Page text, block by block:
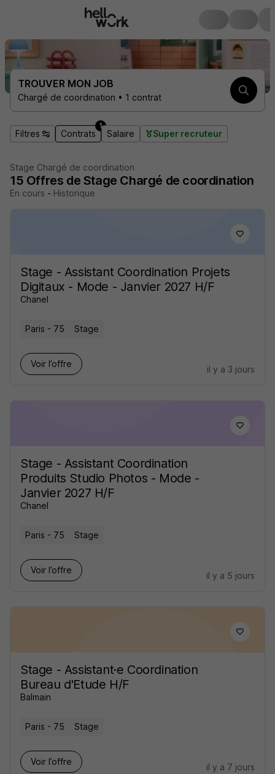
TROUVER MON JOB
Chargé de coordination • 1 contrat
Filtres Contrats
1
Salaire Super recruteur
Stage Chargé de coordination
15 Offres de Stage Chargé de coordination
En cours - Historique
Stage - Assistant Coordination Projets
Digitaux - Mode - Janvier 2027 H/F
Chanel
Paris - 75 Stage
Voir l’offre
il y a 3 jours
Stage - Assistant Coordination
Produits Studio Photos - Mode -
Janvier 2027 H/F
Chanel
Paris - 75 Stage
Voir l’offre
il y a 5 jours
Stage - Assistant·e Coordination
Bureau d'Etude H/F
Balmain
Paris - 75 Stage
Voir l’offre
il y a 7 jours